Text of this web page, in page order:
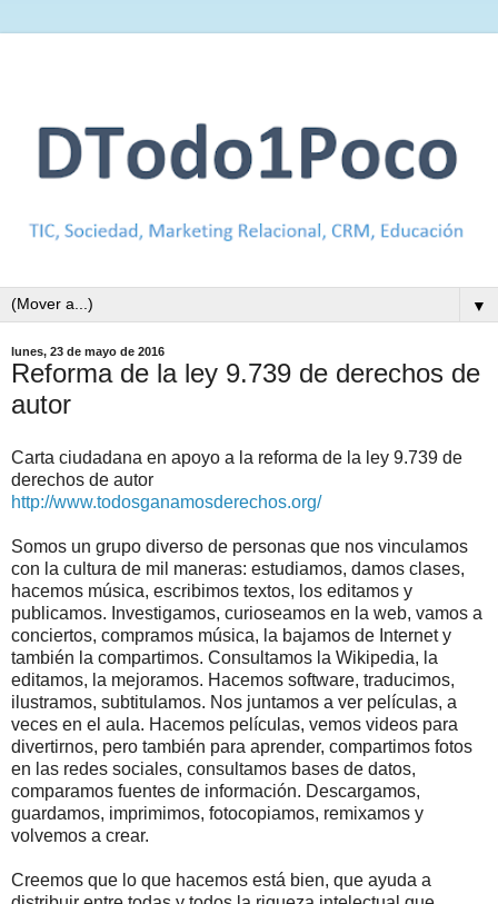
▼
lunes, 23 de mayo de 2016
Reforma de la ley 9.739 de derechos de
autor
Carta ciudadana en apoyo a la reforma de la ley 9.739 de
derechos de autor
http://www.todosganamosderechos.org/
Somos un grupo diverso de personas que nos vinculamos
con la cultura de mil maneras: estudiamos, damos clases,
hacemos música, escribimos textos, los editamos y
publicamos. Investigamos, curioseamos en la web, vamos a
conciertos, compramos música, la bajamos de Internet y
también la compartimos. Consultamos la Wikipedia, la
editamos, la mejoramos. Hacemos software, traducimos,
ilustramos, subtitulamos. Nos juntamos a ver películas, a
veces en el aula. Hacemos películas, vemos videos para
divertirnos, pero también para aprender, compartimos fotos
en las redes sociales, consultamos bases de datos,
comparamos fuentes de información. Descargamos,
guardamos, imprimimos, fotocopiamos, remixamos y
volvemos a crear.
Creemos que lo que hacemos está bien, que ayuda a